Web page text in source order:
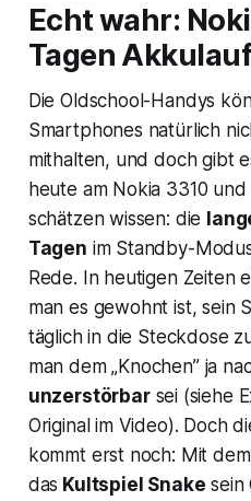
Echt wahr:
Tagen
Die Oldschool-Handys
Smartphones natürlich
mithalten, und doch gibt
heute am Nokia 3310
schätzen wissen: die
Tagen im Standby-
Rede. In heutigen Zeiten
man es gewohnt ist, sein
täglich in die Steckdose
man dem „Knochen” ja
unzerstörbarsei (siehe
Original im Video). Doch
kommt erst noch: Mit
das Kultspiel Snake sein